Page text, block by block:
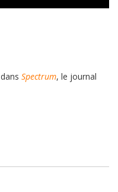
dans Spectrum, le journal